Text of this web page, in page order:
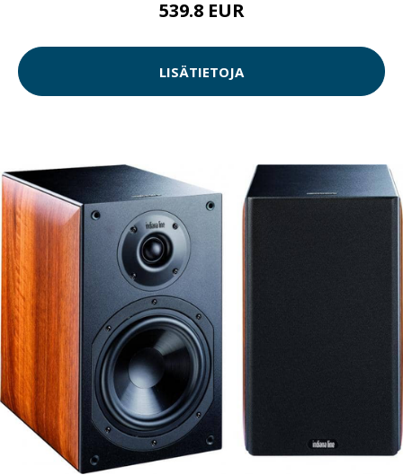
539.8 EUR
LISÄTIETOJA